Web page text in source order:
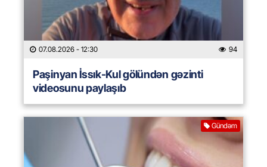
07.08.2026 - 12:30 94
Paşinyan İssık-Kul gölündən gəzinti
videosunu paylaşıb
Gündəm